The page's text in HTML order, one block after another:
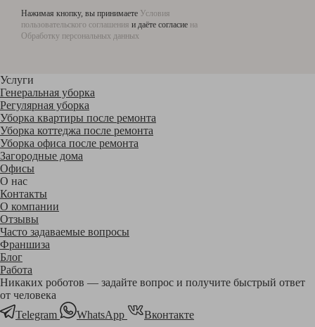
Нажимая кнопку, вы принимаете Условия
пользовательского соглашения и даёте согласие на
Обработку персональных данных
Услуги
Генеральная уборка
Регулярная уборка
Уборка квартиры после ремонта
Уборка коттеджа после ремонта
Уборка офиса после ремонта
Загородные дома
Офисы
О нас
Контакты
О компании
Отзывы
Часто задаваемые вопросы
Франшиза
Блог
Работа
Никаких роботов — задайте вопрос и получите быстрый ответ
от человека
Telegram
WhatsApp Вконтакте